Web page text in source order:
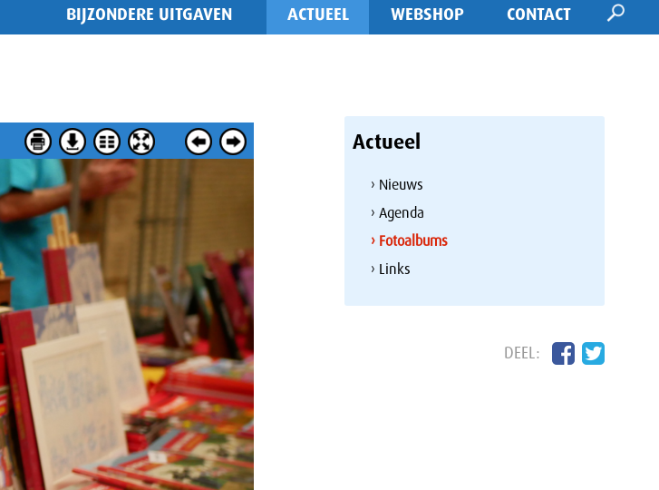
BIJZONDERE UITGAVEN ACTUEEL WEBSHOP CONTACT
Actueel
› Nieuws
› Agenda
› Fotoalbums
› Links
DEEL: